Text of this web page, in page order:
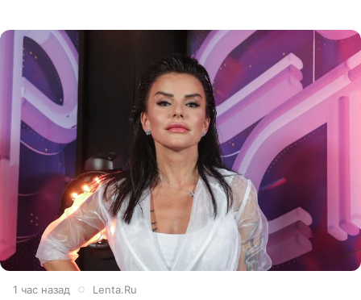
1 час назад Lenta.Ru